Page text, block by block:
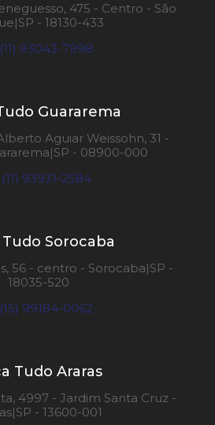
475 - Centro - São
- 18130-433
(11) 93043-7998
Guararema
Aguiar Weissohn, 31 -
- 08900-000
93931-2584
Tudo Sorocaba
56 - centro - Sorocaba|SP -
18035-520
(15) 99184-0062
Tudo Araras
4997 - Jardim Santa Cruz -
- 13600-001